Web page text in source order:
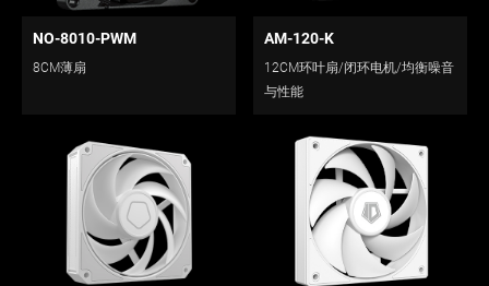
NO-8010-PWM
8CM薄扇
AM-120-K
12CM环叶扇/闭环电机/均衡噪音
与性能